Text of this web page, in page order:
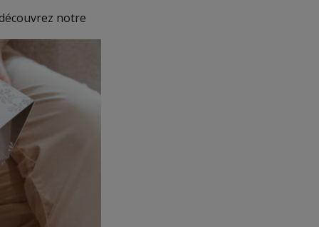
notre